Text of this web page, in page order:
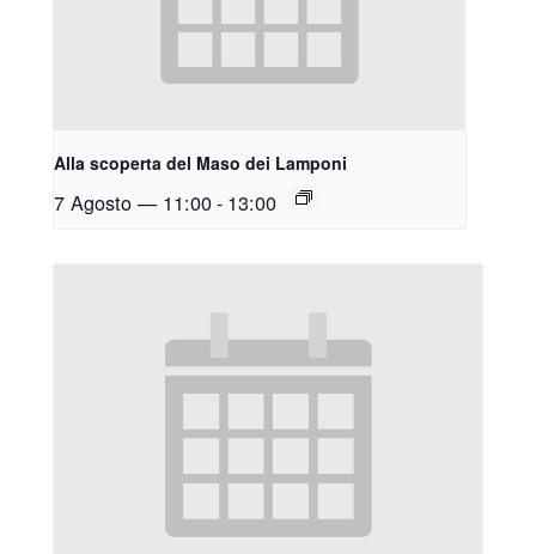
Alla scoperta del Maso dei Lamponi
7 Agosto — 11:00- 13:00